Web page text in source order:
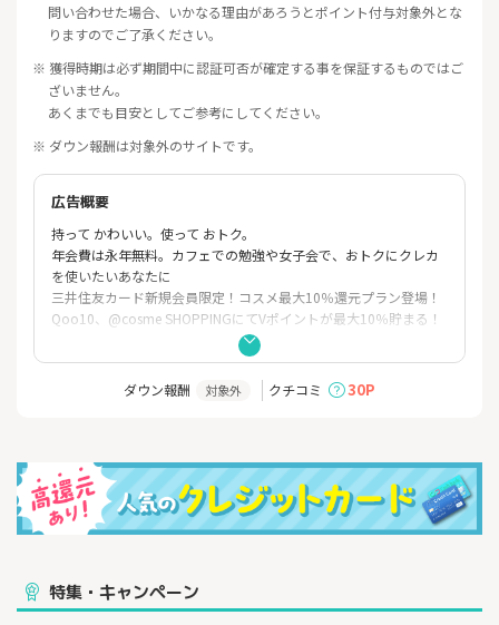
問い合わせた場合、いかなる理由があろうとポイント付与対象外とな
りますのでご了承ください。
※ 獲得時期は必ず期間中に認証可否が確定する事を保証するものではご
ざいません。
あくまでも目安としてご参考にしてください。
※ ダウン報酬は対象外のサイトです。
広告概要
持って かわいい。使って おトク。
年会費は永年無料。カフェでの勉強や女子会で、おトクにクレカ
を使いたいあなたに
三井住友カード新規会員限定！コスメ最大10％還元プラン登場！
Qoo10、@cosme SHOPPINGにてVポイントが最大10％貯まる！
【三井住友カード（NL）オーロラデザイン】
＜おすすめポイント＞
■年会費永年無料
■セブン-イレブンで最大10％ポイント還元
条件達成の上で、セブン-イレブン（※2）でスマホのVisaのタ
ッチ決済・Mastercard®タッチ決済（※3）で支払うと、最大10％
（※4）ポイント還元！（※5）（※6）
■コスメ、アパレル、旅行サイトなど ポイントUPモール経由の
ネットショッピングで＋0.5％～9％ポイント還元！
ダウン報酬 対象外 クチコミ 30P
特集・キャンペーン